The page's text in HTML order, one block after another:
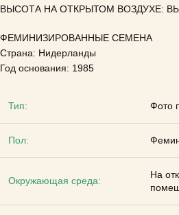
ВЫСОТА НА ОТКРЫТОМ ВОЗДУХЕ:
ФЕМИНИЗИРОВАННЫЕ СЕМЕНА
Страна: Нидерланды
Год основания: 1985
Тип: Фото
Пол:
Окружающая среда:
На